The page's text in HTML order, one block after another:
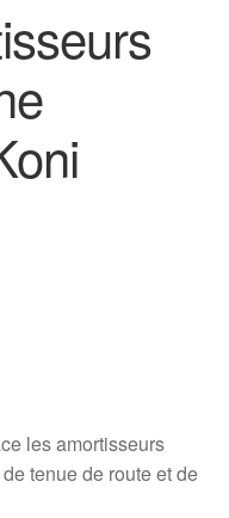
les amortisseurs
tenue de route et de